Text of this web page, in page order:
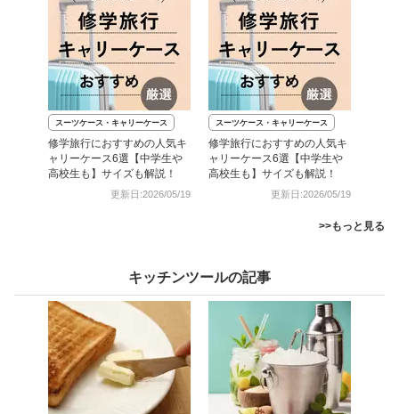
スーツケース・キャリーケース
修学旅行におすすめの人気キ
ャリーケース6選【中学生や
高校生も】サイズも解説！
更新日:2026/05/19
スーツケース・キャリーケース
修学旅行におすすめの人気キ
ャリーケース6選【中学生や
高校生も】サイズも解説！
更新日:2026/05/19
>>もっと見る
キッチンツールの記事